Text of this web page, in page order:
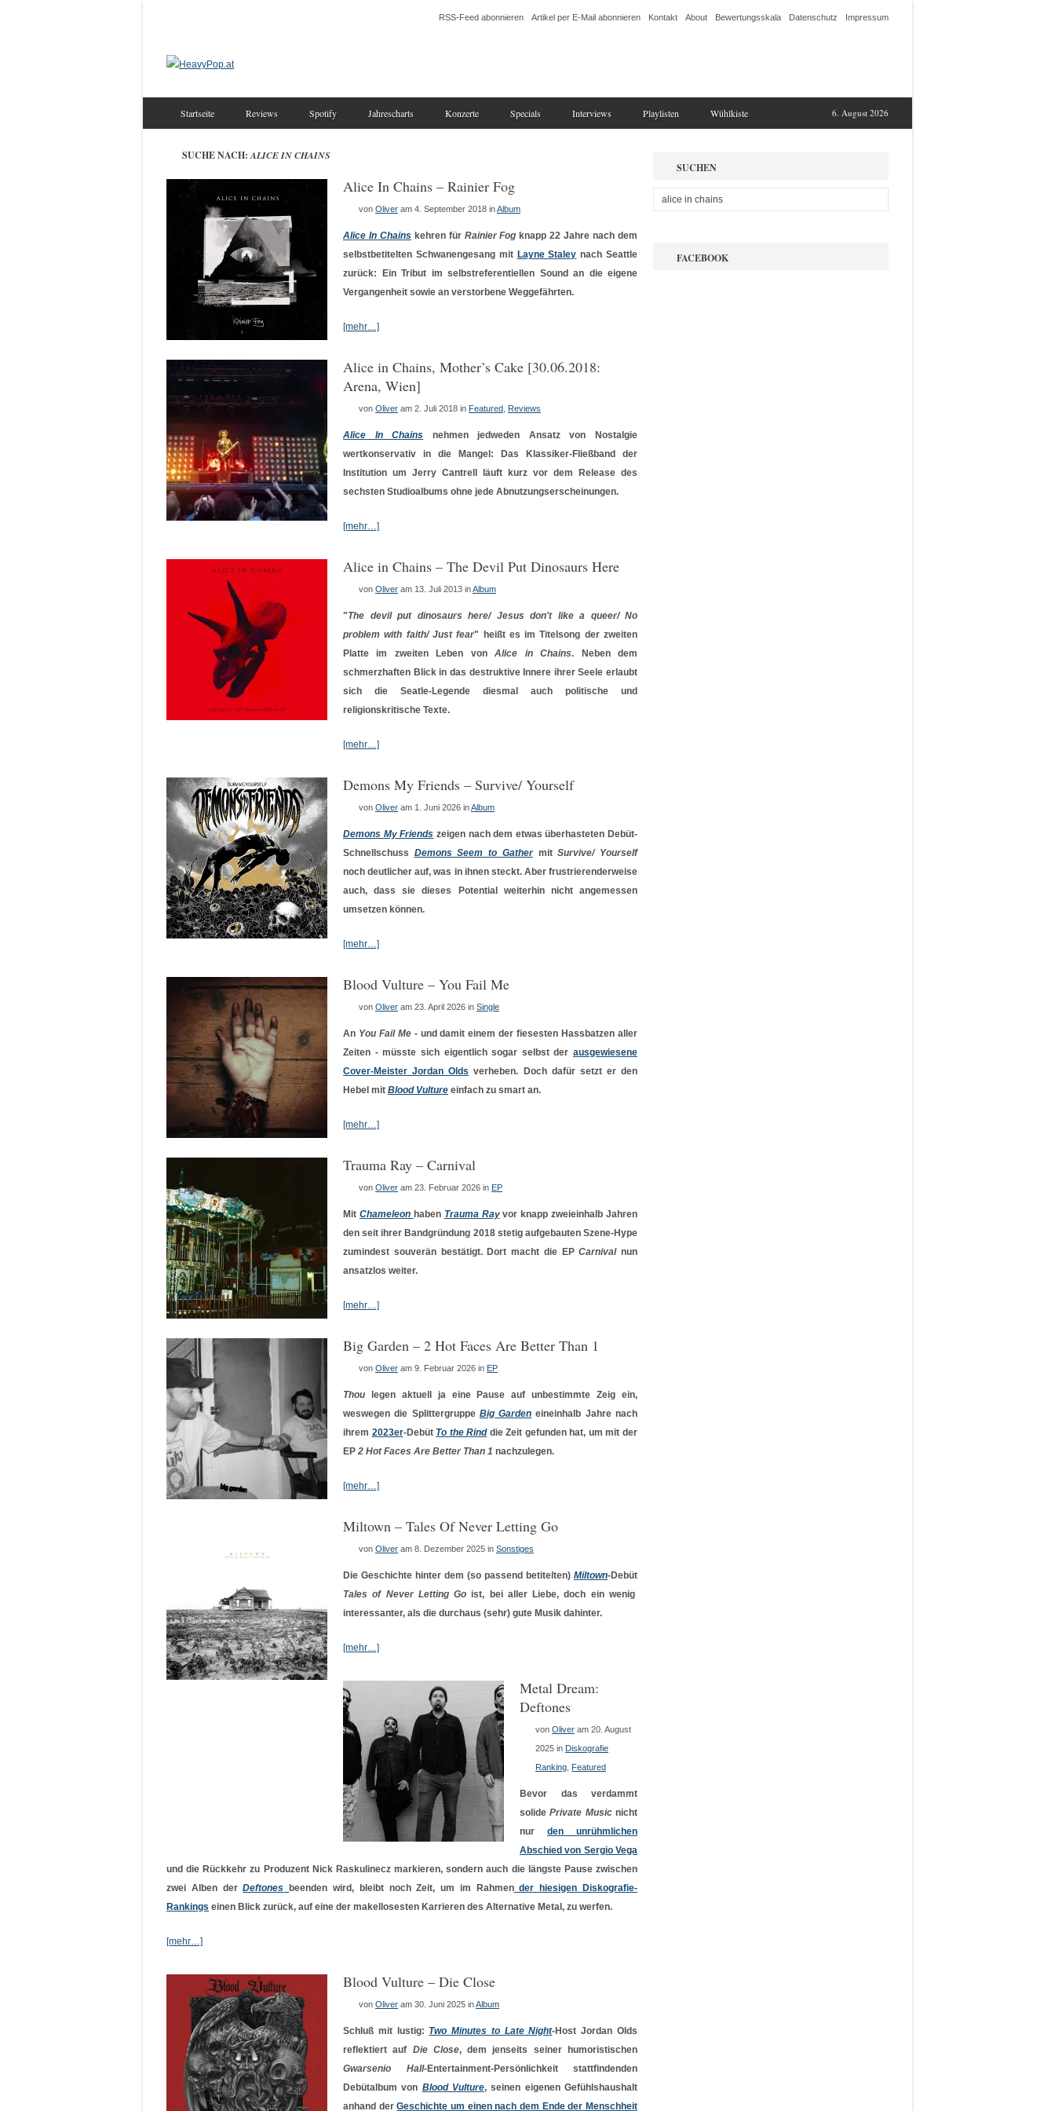
RSS-Feed abonnieren Artikel per E-Mail abonnieren Kontakt About Bewertungsskala Datenschutz Impressum
6. August 2026
Startseite Reviews Spotify Jahrescharts Konzerte Specials Interviews Playlisten Wühlkiste
SUCHE NACH:ALICE IN CHAINS
Alice In Chains – Rainier Fog
von Oliver am 4. September 2018 inAlbum
Alice In Chainskehren für Rainier Fog knapp 22 Jahre nach dem
selbstbetitelten Schwanengesang mit Layne Staley nach Seattle
zurück: Ein Tribut im selbstreferentiellen Sound an die eigene
Vergangenheit sowie an verstorbene Weggefährten.
[mehr…]
Alice in Chains, Mother’s Cake [30.06.2018:
Arena, Wien]
von Oliver am 2. Juli 2018 in Featured Reviews
Alice In Chains nehmen jedweden Ansatz von Nostalgie
wertkonservativ in die Mangel: Das Klassiker-Fließband der
Institution um Jerry Cantrell läuft kurz vor dem Release des
sechsten Studioalbums ohne jede Abnutzungserscheinungen.
[mehr…]
Alice in Chains – The Devil Put Dinosaurs Here
von Oliver am 13. Juli 2013 inAlbum
"The devil put dinosaurs here/ Jesus don't like a queer/ No
problem with faith/ Just fear" heißt es im Titelsong der zweiten
Platte im zweiten Leben vonAlice in Chains. Neben dem
schmerzhaften Blick in das destruktive Innere ihrer Seele erlaubt
sich die Seatle-Legende diesmal auch politische und
religionskritische Texte.
[mehr…]
Demons My Friends – Survive/ Yourself
von Oliver am 1. Juni 2026 inAlbum
Demons My Friends zeigen nach dem etwas überhasteten Debüt-
Schnellschuss Demons Seem to GathermitSurvive/ Yourself
noch deutlicher auf, was in ihnen steckt. Aber frustrierenderweise
auch, dass sie dieses Potential weiterhin nicht angemessen
umsetzen können.
[mehr…]
Blood Vulture – You Fail Me
von Oliver am 23. April 2026 in Single
An You Fail Me- und damit einem der fiesesten Hassbatzen aller
Zeiten - müsste sich eigentlich sogar selbst der ausgewiesene
Cover-Meister Jordan Olds verheben. Doch dafür setzt er den
Hebel mit Blood Vulture einfach zu smart an.
[mehr…]
Trauma Ray – Carnival
von Oliver am 23. Februar 2026 in EP
Mit Chameleon haben Trauma Rayvor knapp zweieinhalb Jahren
den seit ihrer Bandgründung 2018 stetig aufgebauten Szene-Hype
zumindest souverän bestätigt. Dort macht die EPCarnivalnun
ansatzlos weiter.
[mehr…]
Big Garden – 2 Hot Faces Are Better Than 1
von Oliver am 9. Februar 2026 in EP
Thou legen aktuell ja eine Pause auf unbestimmte Zeig ein,
weswegen die Splittergruppe Big Garden eineinhalb Jahre nach
ihrem 2023er-Debüt To the Rinddie Zeit gefunden hat, um mit der
EP 2 Hot Faces Are Better Than 1 nachzulegen.
[mehr…]
Miltown – Tales Of Never Letting Go
von Oliver am 8. Dezember 2025 in Sonstiges
Die Geschichte hinter dem (so passend betitelten) Miltown-Debüt
Tales of Never Letting Go ist, bei aller Liebe, doch ein wenig
interessanter, als die durchaus (sehr) gute Musik dahinter.
[mehr…]
Metal Dream:
Deftones
von Oliver am 20. August
2025 in Diskografie
Ranking Featured
Bevor das verdammt
solidePrivate Musicnicht
nur den unrühmlichen
Abschied von Sergio Vega
und die Rückkehr zu Produzent Nick Raskulinecz markieren, sondern auch die längste Pause zwischen
zwei Alben derDeftones beenden wird, bleibt noch Zeit, um im Rahmender hiesigen Diskografie-
Rankings einen Blick zurück, auf eine der makellosesten Karrieren des Alternative Metal, zu werfen.
[mehr…]
Blood Vulture – Die Close
von Oliver am 30. Juni 2025 inAlbum
Schluß mit lustig: Two Minutes to Late Night-Host Jordan Olds
reflektiert auf Die Close, dem jenseits seiner humoristischen
Gwarsenio Hall-Entertainment-Persönlichkeit stattfindenden
Debütalbum von Blood Vulture, seinen eigenen Gefühlshaushalt
anhand derGeschichte um einen nach dem Ende der Menschheit
SUCHEN
FACEBOOK